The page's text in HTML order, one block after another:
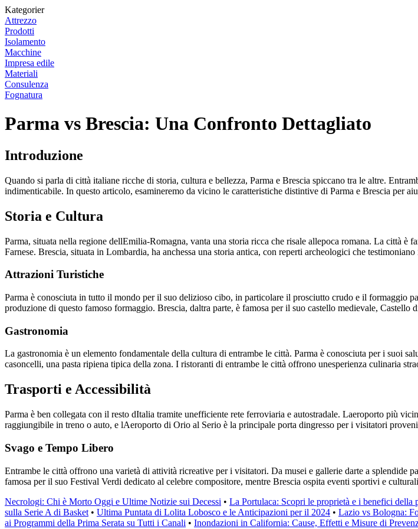
Kategorier
Attrezzo
Prodotti
Isolamento
Macchine
Impresa edile
Materiali
Consulenza
Fognatura
Parma vs Brescia: Una Confronto Dettagliato
Introduzione
Quando si parla di città italiane ricche di storia, cultura e bellezza, Parma e Brescia spiccano tra le altre.
indimenticabile. In questo articolo, esamineremo da vicino le caratteristiche distintive di Parma e Brescia per
Storia e Cultura
Parma, situata nella regione dellEmilia-Romagna, vanta una storia ricca che risale allepoca romana. La città
Farnese. Brescia, situata in Lombardia, ha anchessa una storia antica, con reperti archeologici che
Attrazioni Turistiche
Parma è conosciuta in tutto il mondo per il suo delizioso cibo, in particolare il prosciutto crudo e il formaggio
produzione di questo famoso formaggio. Brescia, daltra parte, è famosa per il suo castello medievale, Castello
Gastronomia
La gastronomia è un elemento fondamentale della cultura di entrambe le città. Parma è conosciuta per i suoi
casoncelli, una pasta ripiena tipica della zona. I ristoranti di entrambe le città offrono unesperienza culinaria
Trasporti e Accessibilità
Parma è ben collegata con il resto dItalia tramite unefficiente rete ferroviaria e autostradale. Laeroporto più
raggiungibile in treno o auto, e lAeroporto di Orio al Serio è la principale porta dingresso per i visitatori
Svago e Tempo Libero
Entrambe le città offrono una varietà di attività ricreative per i visitatori. Da musei e gallerie darte a splendide
famosa per il suo Festival Verdi dedicato al celebre compositore, mentre Brescia ospita eventi sportivi e
Necrologi: Chi è Morto Oggi e Ultime Notizie sui Decessi • La Portulaca: Scopri le proprietà e i benefici della
sulla Serie A di Basket • Ultima Puntata di Lolita Lobosco e le Anticipazioni per il 2024 • Lazio vs Bologna:
ai Programmi della Prima Serata su Tutti i Canali • Inondazioni in California: Cause, Effetti e Misure di